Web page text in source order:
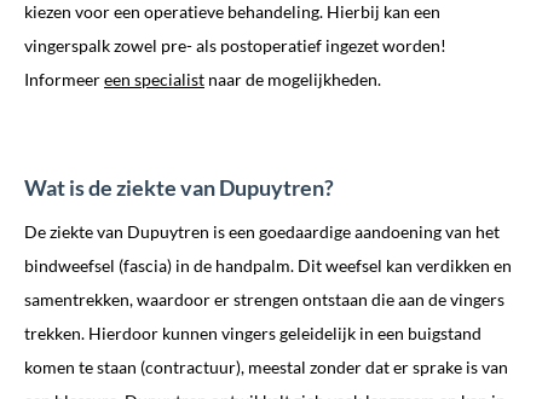
kiezen voor een operatieve behandeling. Hierbij kan een
vingerspalk zowel pre- als postoperatief ingezet worden!
Informeereen specialist naar de mogelijkheden.
Wat is de ziekte van Dupuytren?
De ziekte van Dupuytren is een goedaardige aandoening van het
bindweefsel (fascia) in de handpalm. Dit weefsel kan verdikken en
samentrekken, waardoor er strengen ontstaan die aan de vingers
trekken. Hierdoor kunnen vingers geleidelijk in een buigstand
komen te staan (contractuur), meestal zonder dat er sprake is van